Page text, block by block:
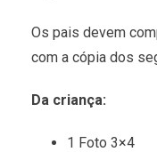
Os pais devem
com a cópia dos
Da criança:
1 Foto 3×4